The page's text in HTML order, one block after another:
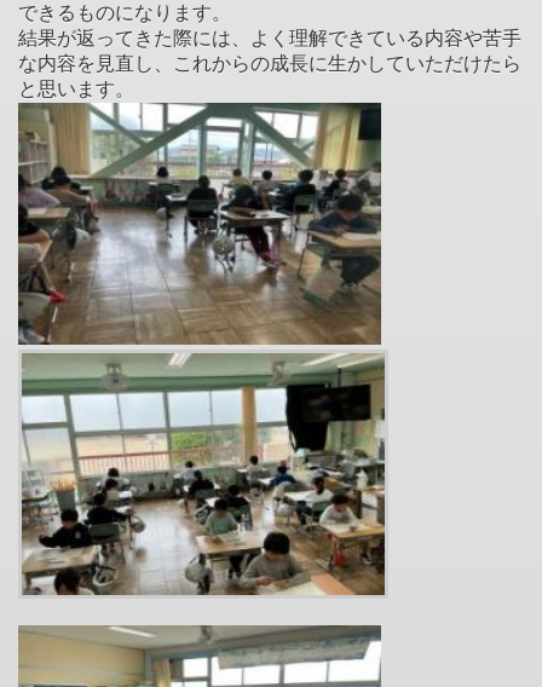
できるものになります。
結果が返ってきた際には、よく理解でき ている内容や苦手
な内容を見直し、これからの成長に生かしていただけたら
と思います。